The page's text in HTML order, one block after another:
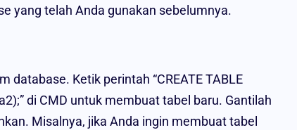
yang telah Anda gunakan sebelumnya.
Ketik perintah “CREATE TABLE
di CMD untuk membuat tabel baru. Gantilah
Misalnya, jika Anda ingin membuat tabel